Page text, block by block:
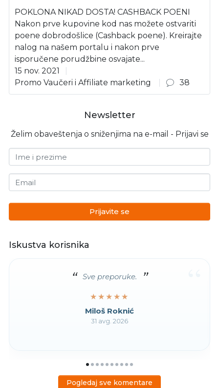
POKLONA NIKAD DOSTA! CASHBACK POENI
Nakon prve kupovine kod nas možete ostvariti
poene dobrodošlice (Cashback poene). Kreirajte
nalog na našem portalu i nakon prve
isporučene porudžbine osvajate...
15 nov. 2021
Promo Vaučeri i Affiliate marketing
38
Newsletter
Želim obaveštenja o sniženjima na e-mail - Prijavi se
Ime i prezime
Email
Prijavite se
Iskustva korisnika
Sve preporuke.
★★★★★
★★★★★
Miloš Roknić
31 avg. 2026
Pogledaj sve komentare